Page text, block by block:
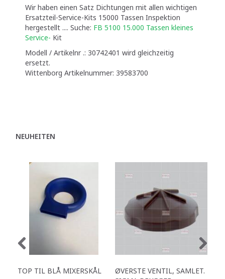
Wir haben einen Satz Dichtungen mit allen wichtigen
Ersatzteil-Service-Kits 15000 Tassen Inspektion
hergestellt .... Suche: FB 5100 15.000 Tassen kleines
Service- Kit
Modell / Artikelnr .: 30742401 wird gleichzeitig
ersetzt.
Wittenborg Artikelnummer: 39583700
NEUHEITEN
TOP TIL BLÅ MIXERSKÅL
ØVERSTE VENTIL, SAMLET.